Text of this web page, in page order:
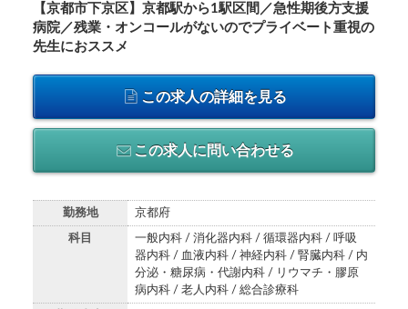
【京都市下京区】京都駅から1駅区間／急性期後方支援
病院／残業・オンコールがないのでプライベート重視の
先生におススメ
この求人の詳細を見る
この求人に問い合わせる
勤務地 京都府
科目
一般内科 / 消化器内科 / 循環器内科 / 呼吸
器内科 / 血液内科 / 神経内科 / 腎臓内科 / 内
分泌・糖尿病・代謝内科 / リウマチ・膠原
病内科 / 老人内科 / 総合診療科